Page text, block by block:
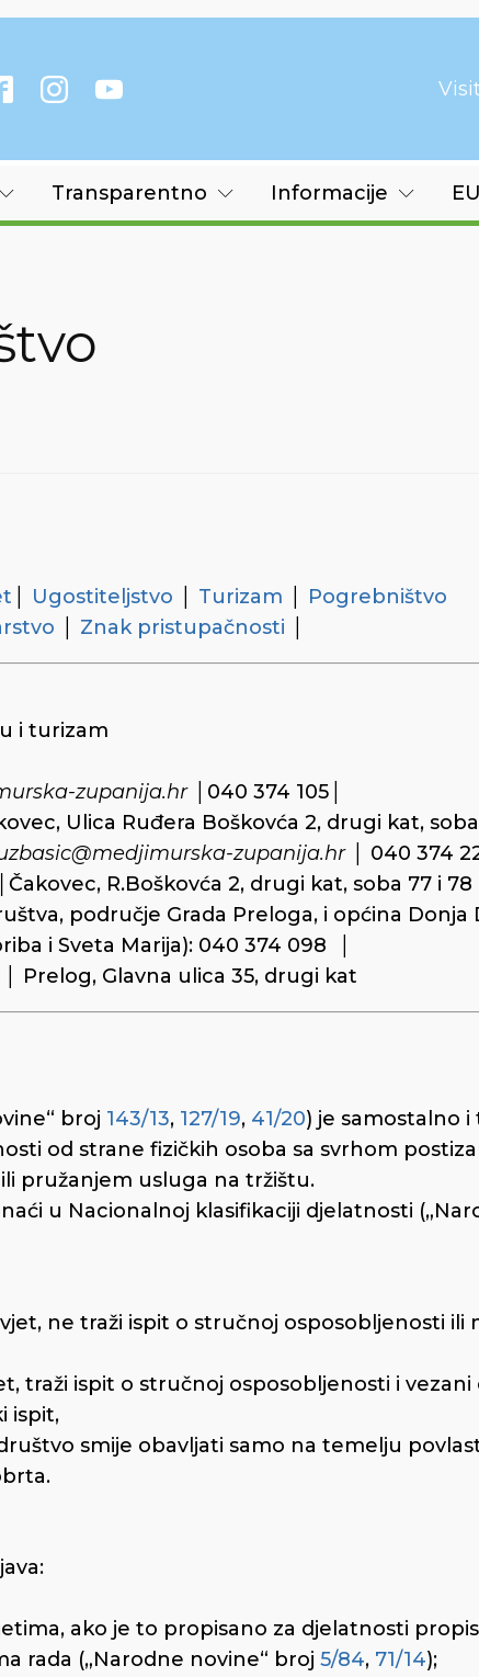
Transparentno Informacije
Ugostiteljstvo Turizam
Pogrebništvo
Znak pristupačnosti
i turizam
zupanija.hr│040 374 105│
Ulica Ruđera Boškovća 2, drugi kat,
zupanija.hr│ 040 374
Čakovec, R.Boškovća 2, drugi kat, soba 77 i 78
područje Grada Preloga, i općina Donja
i Sveta Marija): 040 374 098 │
Prelog, Glavna ulica 35, drugi kat
broj 143/13, 127/19, 41/20) je samostalno i
od strane fizičkih osoba sa svrhom
pružanjem usluga na tržištu.
u Nacionalnoj klasifikaciji djelatnosti
ne traži ispit o stručnoj osposobljenosti ili
traži ispit o stručnoj osposobljenosti i vezani
ispit,
smije obavljati samo na temelju
ako je to propisano za djelatnosti
rada („Narodne novine“ broj 5/84, 71/14);